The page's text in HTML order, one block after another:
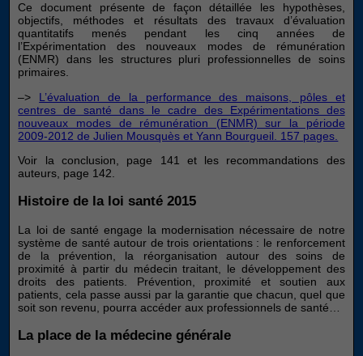
Ce document présente de façon détaillée les hypothèses,
objectifs, méthodes et résultats des travaux d’évaluation
quantitatifs menés pendant les cinq années de
l’Expérimentation des nouveaux modes de rémunération
(ENMR) dans les structures pluri professionnelles de soins
primaires.
–> L’évaluation de la performance des maisons, pôles et
centres de santé dans le cadre des Expérimentations des
nouveaux modes de rémunération (ENMR) sur la période
2009-2012 de Julien Mousquès et Yann Bourgueil. 157 pages.
Voir la conclusion, page 141 et les recommandations des
auteurs, page 142.
Histoire de la loi santé 2015
La loi de santé engage la modernisation nécessaire de notre
système de santé autour de trois orientations : le renforcement
de la prévention, la réorganisation autour des soins de
proximité à partir du médecin traitant, le développement des
droits des patients. Prévention, proximité et soutien aux
patients, cela passe aussi par la garantie que chacun, quel que
soit son revenu, pourra accéder aux professionnels de santé…
La place de la médecine générale